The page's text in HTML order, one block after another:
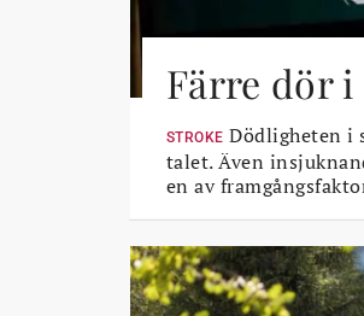
Färre dör i
STROKE Dödligheten i
talet. Även
en av